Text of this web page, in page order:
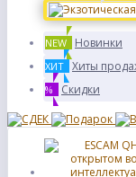
NEW Новинки
ХИТ Хиты
% Скидки